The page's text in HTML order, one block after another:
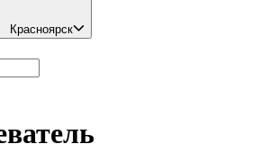
Красноярск